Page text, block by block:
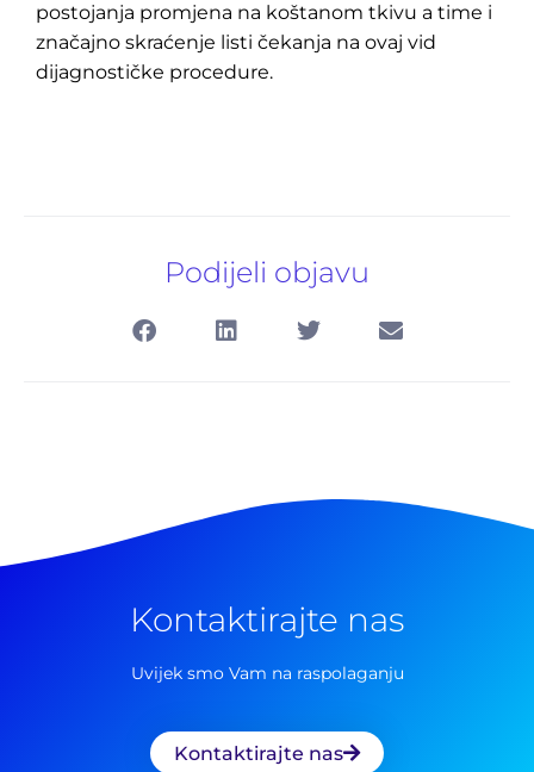
postojanja promjena na koštanom tkivu a time i
značajno skraćenje listi čekanja na ovaj vid
dijagnostičke procedure.
Podijeli objavu
Kontaktirajte nas
Uvijek smo Vam na raspolaganju
Kontaktirajte nas